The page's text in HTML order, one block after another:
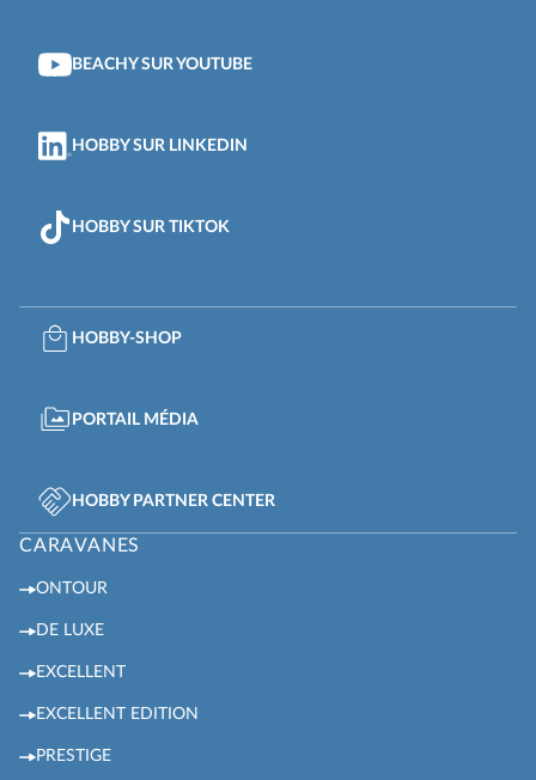
BEACHY SUR YOUTUBE
HOBBY SUR LINKEDIN
HOBBY SUR TIKTOK
HOBBY-SHOP
PORTAIL MÉDIA
HOBBY PARTNER CENTER
CARAVANES
ONTOUR
DE LUXE
EXCELLENT
EXCELLENT EDITION
PRESTIGE